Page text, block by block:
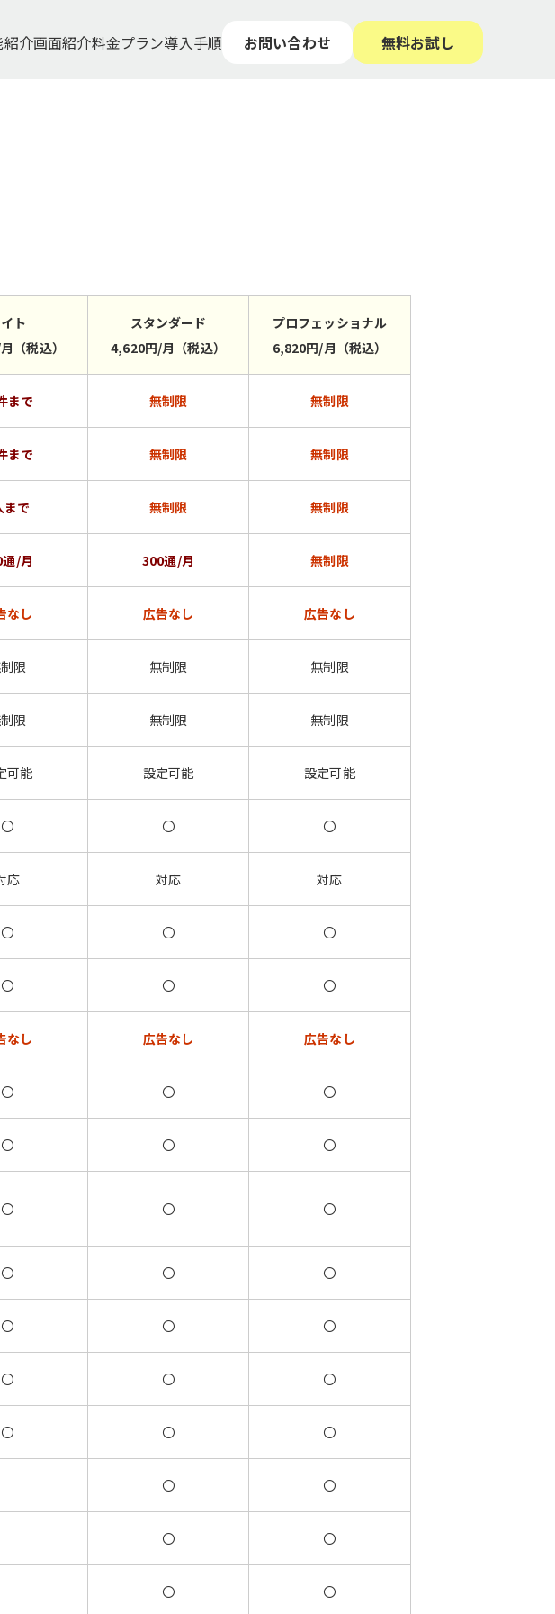
介画面紹介料金プラン導入手順 お問い合わせ 無料お試し
ト
（税込）
スタンダード
4,620円/月（税込）
プロフェッショナル
6,820円/月（税込）
まで 無制限 無制限
まで 無制限 無制限
まで 無制限 無制限
/月 300通/月 無制限
なし 広告なし 広告なし
限 無制限 無制限
限 無制限 無制限
可能 設定可能 設定可能
〇 〇 〇
応 対応 対応
〇 〇 〇
〇 〇 〇
なし 広告なし 広告なし
〇 〇 〇
〇 〇 〇
〇 〇 〇
〇 〇 〇
〇 〇 〇
〇 〇 〇
〇 〇 〇
〇 〇
〇 〇
〇 〇